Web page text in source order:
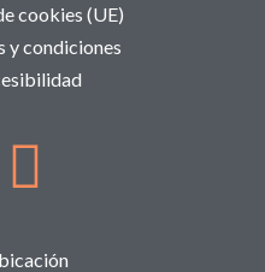
cookies (UE)
y condiciones